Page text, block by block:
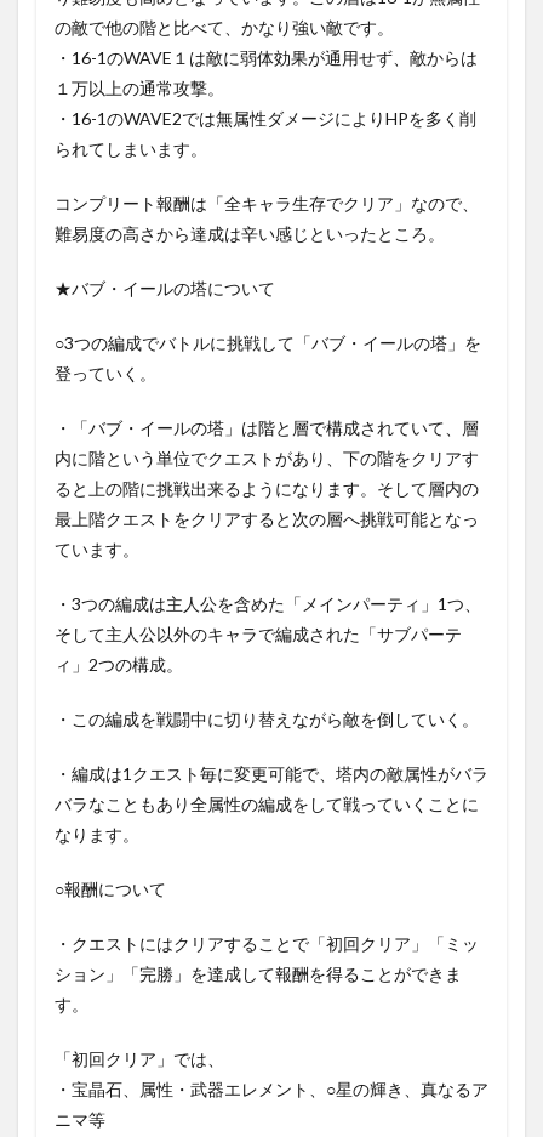
の敵で他の階と比べて、かなり強い敵です。
・16-1のWAVE１は敵に弱体効果が通用せず、敵からは
１万以上の通常攻撃。
・16-1のWAVE2では無属性ダメージによりHPを多く削
られてしまいます。
コンプリート報酬は「全キャラ生存でクリア」なので、
難易度の高さから達成は辛い感じといったところ。
★バブ・イールの塔について
○3つの編成でバトルに挑戦して「バブ・イールの塔」を
登っていく。
・「バブ・イールの塔」は階と層で構成されていて、層
内に階という単位でクエストがあり、下の階をクリアす
ると上の階に挑戦出来るようになります。そして層内の
最上階クエストをクリアすると次の層へ挑戦可能となっ
ています。
・3つの編成は主人公を含めた「メインパーティ」1つ、
そして主人公以外のキャラで編成された「サブパーテ
ィ」2つの構成。
・この編成を戦闘中に切り替えながら敵を倒していく。
・編成は1クエスト毎に変更可能で、塔内の敵属性がバラ
バラなこともあり全属性の編成をして戦っていくことに
なります。
○報酬について
・クエストにはクリアすることで「初回クリア」「ミッ
ション」「完勝」を達成して報酬を得ることができま
す。
「初回クリア」では、
・宝晶石、属性・武器エレメント、○星の輝き、真なるア
ニマ等